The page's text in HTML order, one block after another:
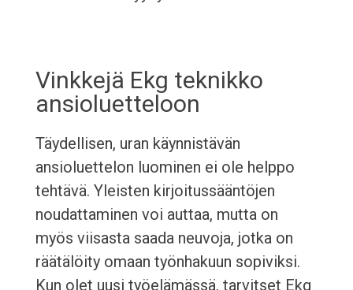
Vinkkejä Ekg teknikko
ansioluetteloon
Täydellisen, uran käynnistävän
ansioluettelon luominen ei ole helppo
tehtävä. Yleisten kirjoitussääntöjen
noudattaminen voi auttaa, mutta on
myös viisasta saada neuvoja, jotka on
räätälöity omaan työnhakuun sopiviksi.
Kun olet uusi työelämässä, tarvitset Ekg